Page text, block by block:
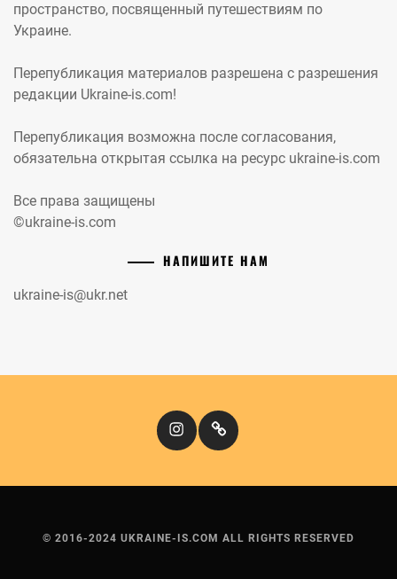
пространство, посвященный путешествиям по
Украине.
Перепубликация материалов разрешена с разрешения
редакции Ukraine-is.com!
Перепубликация возможна после согласования,
обязательна открытая ссылка на ресурс ukraine-is.com
Все права защищены
©ukraine-is.com
НАПИШИТЕ НАМ
ukraine-is@ukr.net
InstagramКіномандри
© 2016-2024 UKRAINE-IS.COM ALL RIGHTS RESERVED